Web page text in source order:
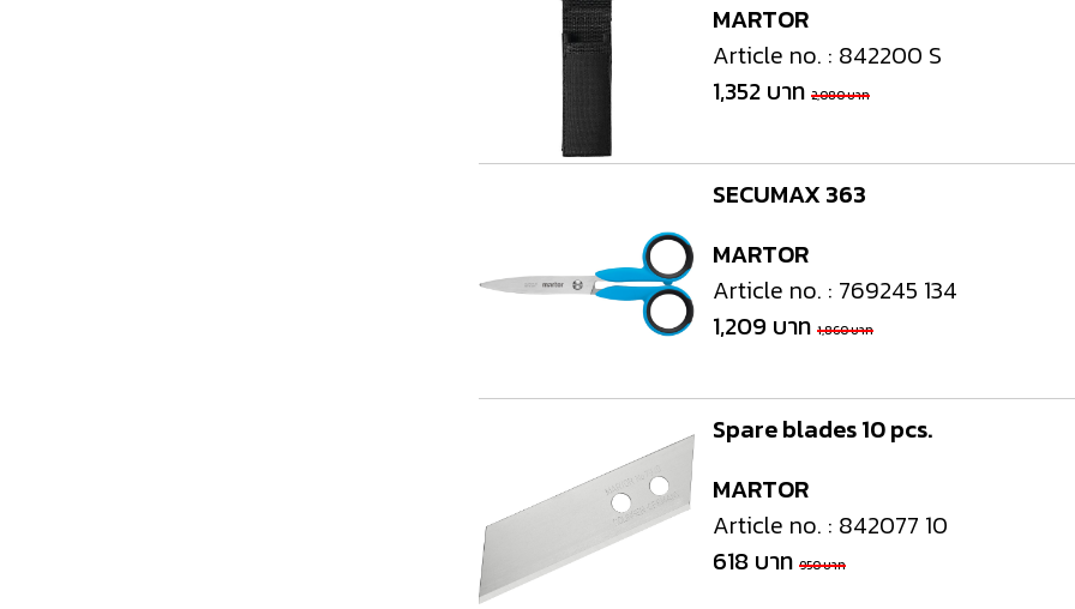
MARTOR
Article no. : 842200 S
1,352 บาท 2,080 บาท
MARTOR
SECUMAX 363
Article no. : 769245 134
1,209 บาท 1,860 บาท
MARTOR
Spare blades 10 pcs.
Article no. : 842077 10
618 บาท 950 บาท